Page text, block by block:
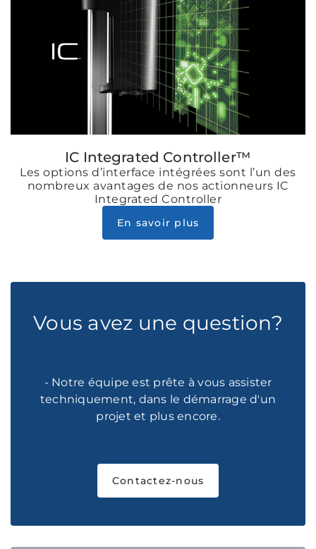
IC Integrated Controller™
Les options d’interface intégrées sont l’un des
nombreux avantages de nos actionneurs IC
Integrated Controller
En savoir plus
Vous avez une question?
- Notre équipe est prête à vous assister
techniquement, dans le démarrage d'un
projet et plus encore.
Contactez-nous